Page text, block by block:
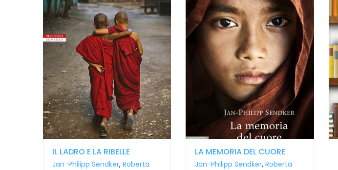
IL LADRO E LA RIBELLE
Jan-Philipp Sendker,Roberta
LA MEMORIA DEL CUORE
Jan-Philipp Sendker,Roberta